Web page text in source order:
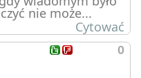
nie może...
Cytować
0